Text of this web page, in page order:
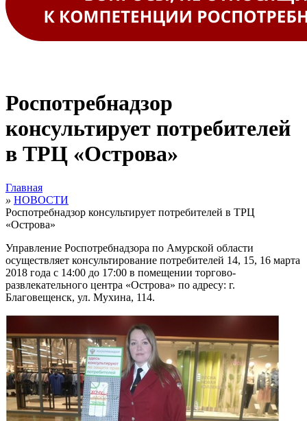
Роспотребнадзор
консультирует потребителей
в ТРЦ «Острова»
Главная
» НОВОСТИ
Роспотребнадзор консультирует потребителей в ТРЦ
«Острова»
Управление Роспотребнадзора по Амурской области
осуществляет консультирование потребителей 14, 15, 16 марта
2018 года с 14:00 до 17:00 в помещении торгово-
развлекательного центра «Острова» по адресу: г.
Благовещенск, ул. Мухина, 114.